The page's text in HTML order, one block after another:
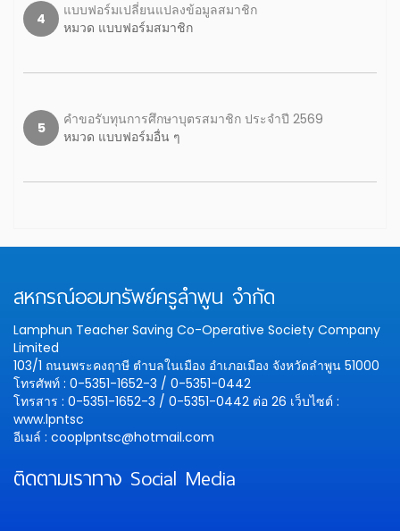
4
แบบฟอร์มเปลี่ยนแปลงข้อมูลสมาชิก
หมวด แบบฟอร์มสมาชิก
5
คำขอรับทุนการศึกษาบุตรสมาชิก ประจำปี 2569
หมวด แบบฟอร์มอื่น ๆ
สหกรณ์ออมทรัพย์ครูลำพูน จำกัด
Lamphun Teacher Saving Co-Operative Society Company
Limited
103/1 ถนนพระคงฤาษี ตำบลในเมือง อำเภอเมือง จังหวัดลำพูน 51000
โทรศัพท์ : 0-5351-1652-3 / 0-5351-0442
โทรสาร : 0-5351-1652-3 / 0-5351-0442 ต่อ 26 เว็บไซต์ :
www.lpntsc
อีเมล์ : cooplpntsc@hotmail.com
ติดตามเราทาง Social Media